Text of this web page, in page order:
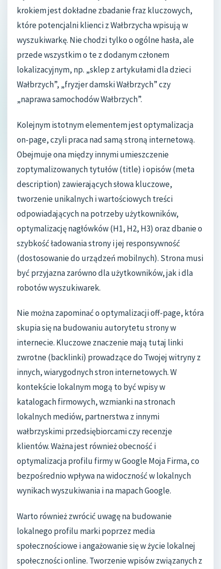
krokiem jest dokładne zbadanie fraz kluczowych,
które potencjalni klienci z Wałbrzycha wpisują w
wyszukiwarkę. Nie chodzi tylko o ogólne hasła, ale
przede wszystkim o te z dodanym członem
lokalizacyjnym, np. „sklep z artykułami dla dzieci
Wałbrzych”, „fryzjer damski Wałbrzych” czy
„naprawa samochodów Wałbrzych”.
Kolejnym istotnym elementem jest optymalizacja
on-page, czyli praca nad samą stroną internetową.
Obejmuje ona między innymi umieszczenie
zoptymalizowanych tytułów (title) i opisów (meta
description) zawierających słowa kluczowe,
tworzenie unikalnych i wartościowych treści
odpowiadających na potrzeby użytkowników,
optymalizację nagłówków (H1, H2, H3) oraz dbanie o
szybkość ładowania strony i jej responsywność
(dostosowanie do urządzeń mobilnych). Strona musi
być przyjazna zarówno dla użytkowników, jak i dla
robotów wyszukiwarek.
Nie można zapominać o optymalizacji off-page, która
skupia się na budowaniu autorytetu strony w
internecie. Kluczowe znaczenie mają tutaj linki
zwrotne (backlinki) prowadzące do Twojej witryny z
innych, wiarygodnych stron internetowych. W
kontekście lokalnym mogą to być wpisy w
katalogach firmowych, wzmianki na stronach
lokalnych mediów, partnerstwa z innymi
wałbrzyskimi przedsiębiorcami czy recenzje
klientów. Ważna jest również obecność i
optymalizacja profilu firmy w Google Moja Firma, co
bezpośrednio wpływa na widoczność w lokalnych
wynikach wyszukiwania i na mapach Google.
Warto również zwrócić uwagę na budowanie
lokalnego profilu marki poprzez media
społecznościowe i angażowanie się w życie lokalnej
społeczności online. Tworzenie wpisów związanych z